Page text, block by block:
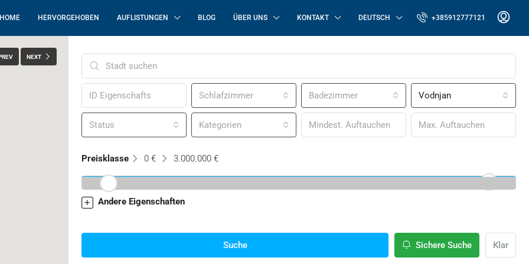
HOME HERVORGEHOBEN AUFLISTUNGEN BLOG ÜBER UNS KONTAKT DEUTSCH +385912777121
NEXT
Schlafzimmer Badezimmer Vodnjan
Status Kategorien
Preisklasse 0 € 3.000.000 €
Andere Eigenschaften
Suche Sichere Suche Klar